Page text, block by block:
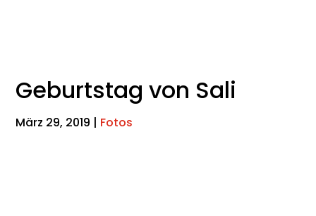
Geburtstag von Sali
März 29, 2019 | Fotos